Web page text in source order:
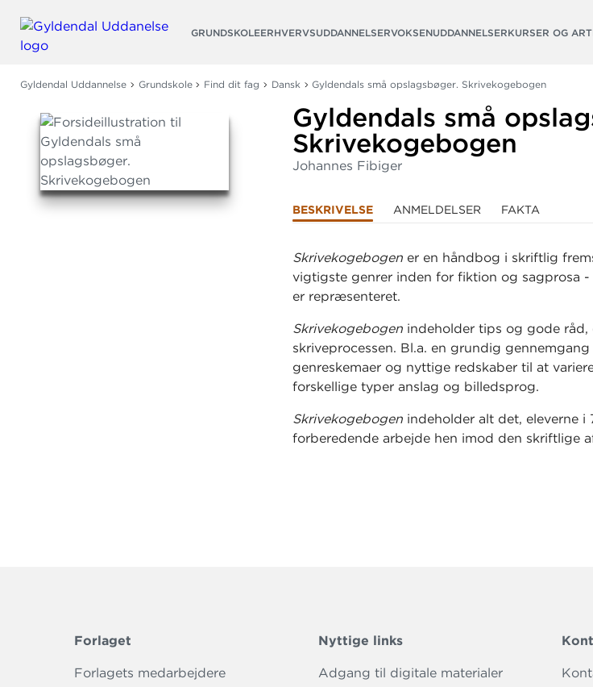
GRUNDSKOLEERHVERVSUDDANNELSERVOKSENUDDANNELSERKURSER OG
Gyldendal Uddannelse Grundskole Find dit fag Dansk Gyldendals små opslagsbøger. Skrivekogebogen
Gyldendals små
Skrivekogebogen
Johannes Fibiger
BESKRIVELSE ANMELDELSER FAKTA
Skrivekogebogen er en håndbog i skriftlig
vigtigste genrer inden for fiktion og sagprosa
er repræsenteret.
Skrivekogebogen indeholder tips og gode råd,
skriveprocessen. Bl.a. en grundig
genreskemaer og nyttige redskaber til at
forskellige typer anslag og billedsprog.
Skrivekogebogen indeholder alt det, eleverne i
forberedende arbejde hen imod den skriftlige
Forlaget
Forlagets medarbejdere
Nyttige links
Adgang til digitale materialer